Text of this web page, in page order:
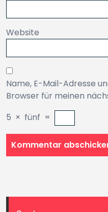
Website
Name, E-Mail-Adresse
Browser für meinen
5 × fünf =